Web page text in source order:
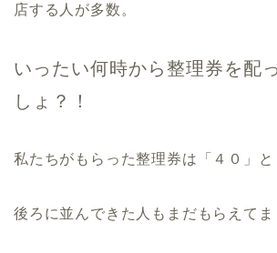
店する人が多数。
いったい何時から整理券を配
しょ？！
私たちがもらった整理券は「４０」と
後ろに並んできた人もまだもらえてま